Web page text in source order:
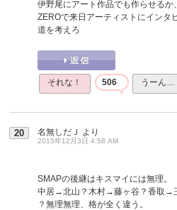
伊野尾にアート作品でも作らせる
ZEROで来日アーティストにインタ
道を考えろ
それな！ 506 うーん…
20 名無しだＪ より
2015年12月3日 4:58 AM
SMAPの後継はキスマイには無理。
中居→北山？木村→藤ヶ谷？香取→
？無理無理、格が全く違う。